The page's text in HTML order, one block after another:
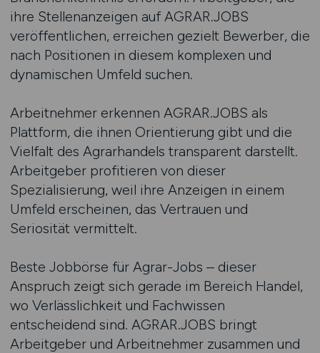
ihre Stellenanzeigen auf AGRAR.JOBS
veröffentlichen, erreichen gezielt Bewerber, die
nach Positionen in diesem komplexen und
dynamischen Umfeld suchen.
Arbeitnehmer erkennen AGRAR.JOBS als
Plattform, die ihnen Orientierung gibt und die
Vielfalt des Agrarhandels transparent darstellt.
Arbeitgeber profitieren von dieser
Spezialisierung, weil ihre Anzeigen in einem
Umfeld erscheinen, das Vertrauen und
Seriosität vermittelt.
Beste Jobbörse für Agrar-Jobs – dieser
Anspruch zeigt sich gerade im Bereich Handel,
wo Verlässlichkeit und Fachwissen
entscheidend sind. AGRAR.JOBS bringt
Arbeitgeber und Arbeitnehmer zusammen und